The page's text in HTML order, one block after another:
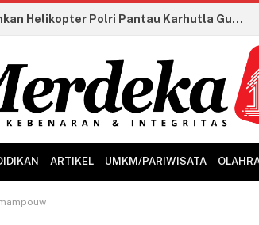
Berpotensi Dilaporkan ke APH
ARTIKEL UMKM/PARIWISATA